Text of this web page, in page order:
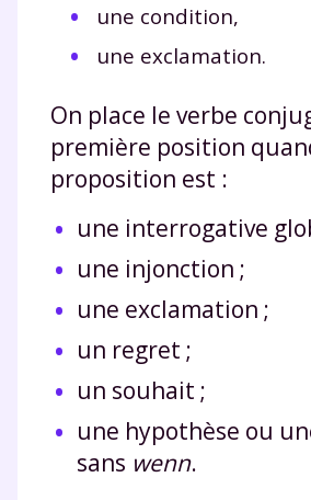
une condition,
une exclamation.
On place le verbe
première position
proposition est :
une interrogative
une injonction ;
une exclamation ;
un regret ;
un souhait ;
une hypothèse ou
sans wenn.